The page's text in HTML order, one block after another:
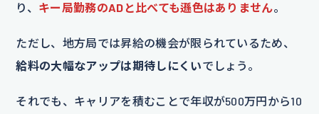
り、 キー局勤務のADと比べても遜色はありません。
ただし、地方局では昇給の機会が限られているため、
給料の大幅なアップは期待しにくいでしょう。
それでも、キャリアを積むことで年収が500万円から10